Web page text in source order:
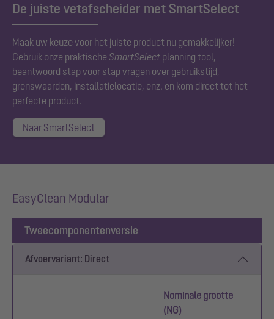
De juiste vetafscheider met SmartSelect
Maak uw keuze voor het juiste product nu gemakkelijker!
Gebruik onze praktische SmartSelect planning tool,
beantwoord stap voor stap vragen over gebruikstijd,
grenswaarden, installatielocatie, enz. en kom direct tot het
perfecte product.
Naar SmartSelect
EasyClean Modular
Tweecomponentenversie
Afvoervariant: Direct
Nominale grootte
(NG)